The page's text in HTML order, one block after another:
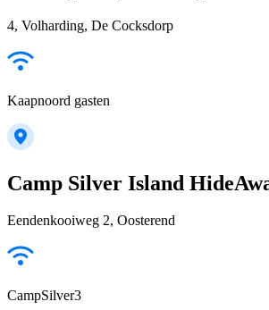
4, Volharding, De Cocksdorp
Kaapnoord gasten
Camp Silver Island
Eendenkooiweg 2, Oosterend
CampSilver3